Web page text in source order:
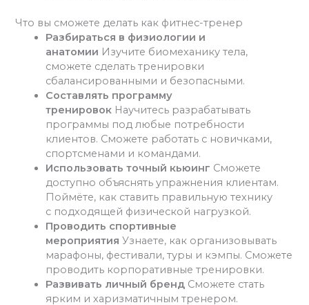
Что вы сможете делать как фитнес-тренер
Разбираться в физиологии и
анатомии Изучите биомеханику тела,
сможете сделать тренировки
сбалансированными и безопасными.
Составлять программу
тренировок Научитесь разрабатывать
программы под любые потребности
клиентов. Сможете работать с новичками,
спортсменами и командами.
Использовать точный кьюинг Сможете
доступно объяснять упражнения клиентам.
Поймёте, как ставить правильную технику
с подходящей физической нагрузкой.
Проводить спортивные
мероприятияУзнаете, как организовывать
марафоны, фестивали, туры и кэмпы. Сможете
проводить корпоративные тренировки.
Развивать личный бренд Сможете стать
ярким и харизматичным тренером.